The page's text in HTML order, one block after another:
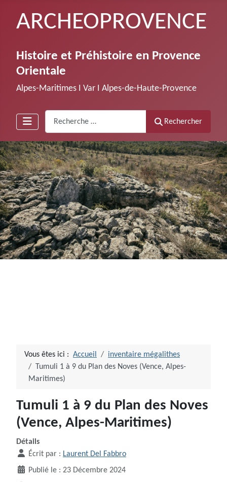
ARCHEOPROVENCE
Histoire et Préhistoire en Provence
Orientale
Alpes-Maritimes Ι Var Ι Alpes-de-Haute-Provence
Rechercher
Vous êtes ici : Accueil
inventaire mégalithes
Tumuli 1 à 9 du Plan des Noves (Vence, Alpes-
Maritimes)
Tumuli 1 à 9 du Plan des Noves
(Vence, Alpes-Maritimes)
Détails
Écrit par : Laurent Del Fabbro
Publié le : 23 Décembre 2024